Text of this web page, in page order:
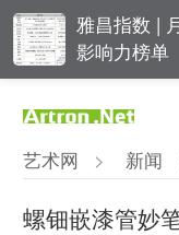
雅昌指数 |
影响力榜单
粤籍留美艺
张瀚文：以
界
艺术网 > 新闻
螺钿嵌漆管妙